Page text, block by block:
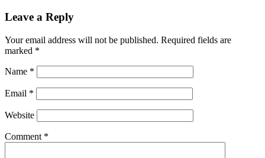
Leave a Reply
Your email address will not be published. Required fields are
marked *
Name *
Email *
Website
Comment *